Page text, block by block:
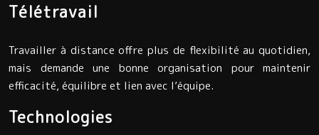
Télétravail
Travailler à distance offre plus de flexibilité au quotidien,
mais demande une bonne organisation pour maintenir
efficacité, équilibre et lien avec l’équipe.
Technologies